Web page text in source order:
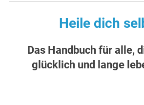
Heile dich
Das Handbuch für alle,
glücklich und lange